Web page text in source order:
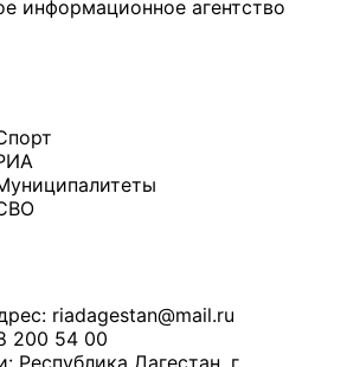
информационное агентство
riadagestan@mail.ru
200 54 00
Республика Дагестан, г.